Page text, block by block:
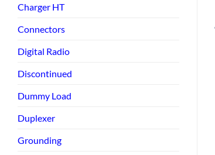
Charger HT
Connectors
Digital Radio
Discontinued
Dummy Load
Duplexer
Grounding